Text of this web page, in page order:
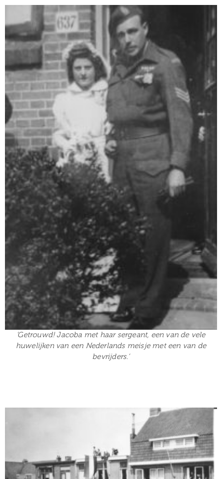
‘Getrouwd! Jacoba met haar sergeant, een van de vele
huwelijken van een Nederlands meisje met een van de
bevrijders.’